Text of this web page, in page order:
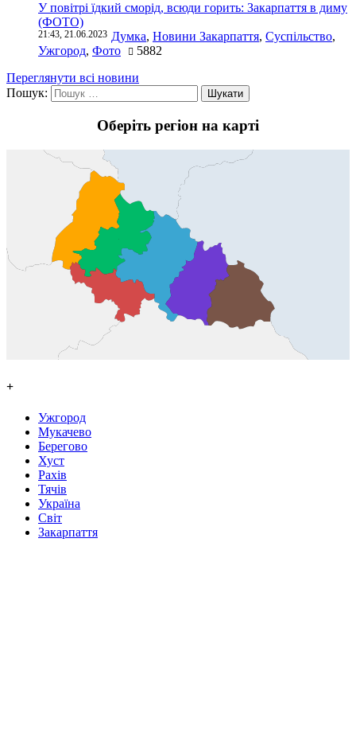
У повітрі їдкий сморід, всюди горить: Закарпаття в диму
(ФОТО)
21:43, 21.06.2023 Думка, Новини Закарпаття, Суспільство,
Ужгород, Фото
5882
Переглянути всі новини
Пошук:
Оберіть регіон на карті
+
Ужгород
Мукачево
Берегово
Хуст
Рахів
Тячів
Україна
Світ
Закарпаття